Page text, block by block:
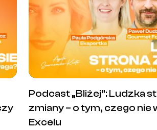
Podcast „Bliżej”: Ludzka
zmiany – o tym, czego nie
Excelu